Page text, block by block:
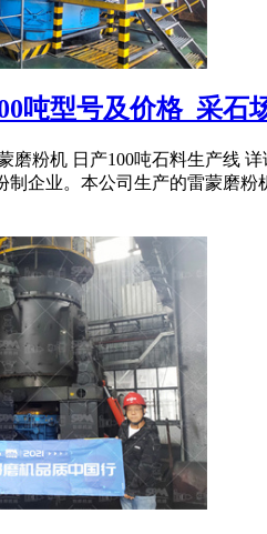
吨型号及价格_采石
磨粉机 日产100吨石料生产线
制企业。本公司生产的雷蒙磨粉